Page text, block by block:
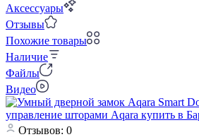
Аксессуары
Отзывы
Похожие товары
Наличие
Файлы
Видео
Отзывов: 0